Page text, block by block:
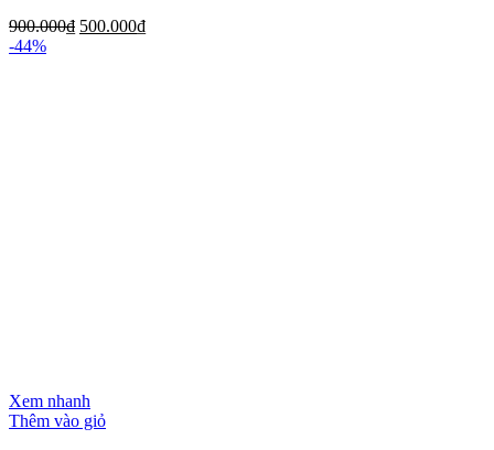
900.000₫ 500.000₫
-44%
Xem nhanh
Thêm vào giỏ